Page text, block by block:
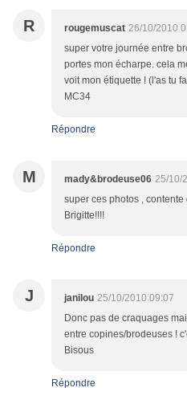
R rougemuscat 26/10/2010
super votre journée entre
portes mon écharpe. cela
voit mon étiquette ! (l'as tu
MC34
Répondre
M mady&brodeuse06 25/10/
super ces photos ,
Brigitte!!!!
Répondre
J janilou 25/10/2010 09:07
Donc pas de craquages
entre copines/brodeuses !
Bisous
Répondre